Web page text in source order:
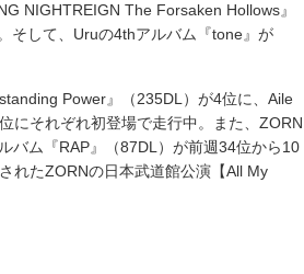
NIGHTREIGN The Forsaken Hollows』
そして、Uruの4thアルバム『tone』が
Power』（235DL）が4位に、Aile
にそれぞれ初登場で走行中。また、ZORN
バム『RAP』（87DL）が前週34位から10
れたZORNの日本武道館公演【All My